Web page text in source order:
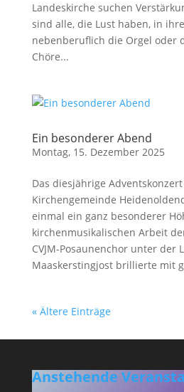
Landeskirche suchen
sind alle, die Lust haben, in
nebenberuflich die Orgel oder
Chöre...
Ein besonderer Abend
Montag, 15. Dezember 2025
Das diesjährige
Kirchengemeinde
einmal ein ganz besonderer
kirchenmusikalischen Arbeit
CVJM-Posaunenchor unter der
Maaskerstingjost brillierte mit
« Ältere Einträge
Anstehende